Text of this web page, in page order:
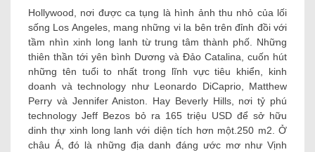
Hollywood, nơi được ca tụng là hình ảnh thu nhỏ của lối
sống Los Angeles, mang những vi la bên trên đỉnh đồi với
tầm nhìn xinh long lanh từ trung tâm thành phố. Những
thiên thần tới yên bình Dương và Đảo Catalina, cuốn hút
những tên tuổi to nhất trong lĩnh vực tiêu khiển, kinh
doanh và technology như Leonardo DiCaprio, Matthew
Perry và Jennifer Aniston. Hay Beverly Hills, nơi tỷ phú
technology Jeff Bezos bỏ ra 165 triệu USD để sở hữu
dinh thự xinh long lanh với diện tích hơn một.250 m2. Ở
châu Á, đó là những địa danh đáng ước mơ như Vịnh